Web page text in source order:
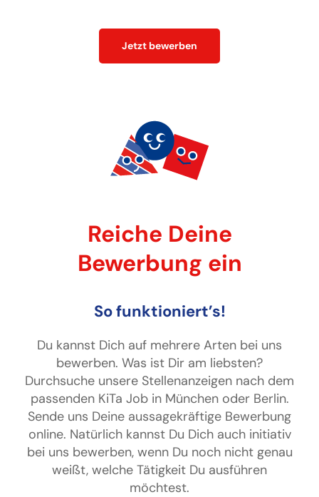
Jetzt bewerben
Reiche Deine
Bewerbung ein
So funktioniert’s!
Du kannst Dich auf mehrere Arten bei uns
bewerben. Was ist Dir am liebsten?
Durchsuche unsere Stellenanzeigen nach dem
passenden KiTa Job in München oder Berlin.
Sende uns Deine aussagekräftige Bewerbung
online. Natürlich kannst Du Dich auch initiativ
bei uns bewerben, wenn Du noch nicht genau
weißt, welche Tätigkeit Du ausführen
möchtest.